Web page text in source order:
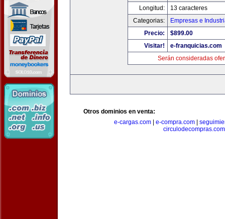
Longitud:
13 caracteres
Categorias:
Empresas e
Precio:
$899.00
Visitar!
e-franquicias.com
Serán consideradas
Otros dominios en venta:
e-cargas.com| e-compra.com|
circulodecompras.com